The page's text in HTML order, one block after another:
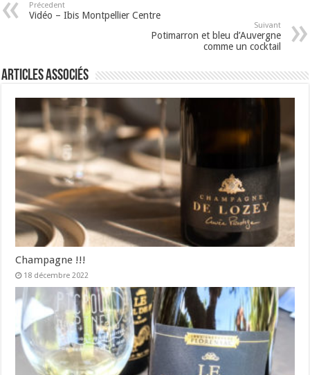
Précedent
Vidéo – Ibis Montpellier Centre
Suivant
Potimarron et bleu d’Auvergne
comme un cocktail
Articles associés
Champagne !!!
18 décembre 2022